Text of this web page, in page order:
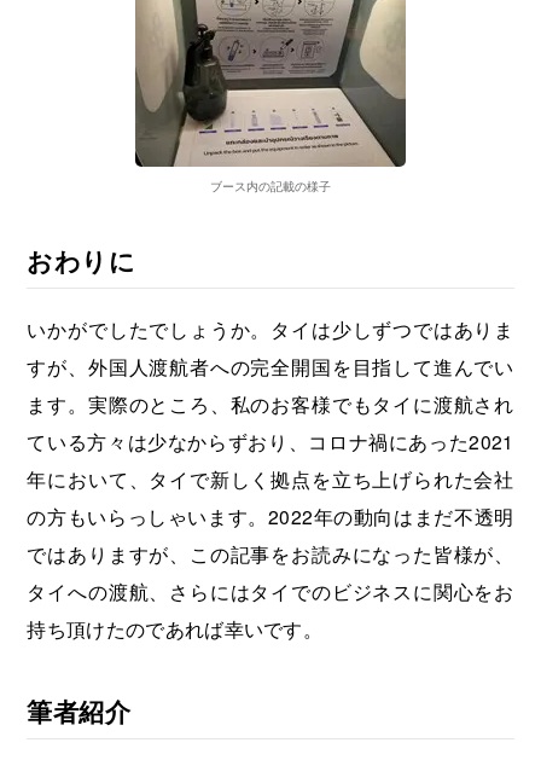
ブース内の記載の様子
おわりに
いかがでしたでしょうか。タイは少しずつではありま
すが、外国人渡航者への完全開国を目指して進んでい
ます。実際のところ、私のお客様でもタイに渡航され
ている方々は少なからずおり、コロナ禍にあった2021
年において、タイで新しく拠点を立ち上げられた会社
の方もいらっしゃいます。2022年の動向はまだ不透明
ではありますが、この記事をお読みになった皆様が、
タイへの渡航、さらにはタイでのビジネスに関心をお
持ち頂けたのであれば幸いです。
筆者紹介